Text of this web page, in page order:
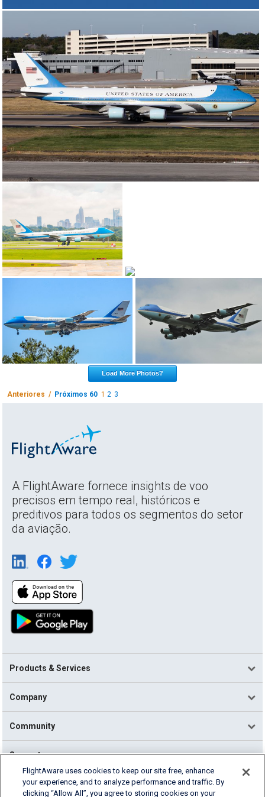
Load More Photos?
Anteriores / Próximos 60 12 3
A FlightAware fornece insights de voo
precisos em tempo real, históricos e
preditivos para todos os segmentos do setor
da aviação.
Products & Services
Company
Community
Support
English (USA)
FlightAware uses cookies to keep our site free, enhance
your experience, and to analyze performance and traffic. By
clicking “Allow All”, you agree to storing cookies on your